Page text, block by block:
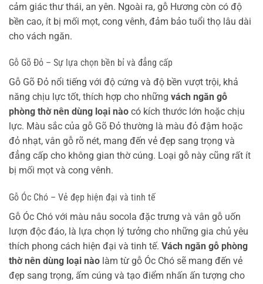
cảm giác thư thái, an yên. Ngoài ra, gỗ Hương còn có độ
bền cao, ít bị mối mọt, cong vênh, đảm bảo tuổi thọ lâu dài
cho vách ngăn.
Gỗ Gõ Đỏ – Sự lựa chọn bền bỉ và đẳng cấp
Gỗ Gõ Đỏ nổi tiếng với độ cứng và độ bền vượt trội, khả
năng chịu lực tốt, thích hợp cho những vách ngăn gỗ
phòng thờ nên dùng loại nào có kích thước lớn hoặc chịu
lực. Màu sắc của gỗ Gõ Đỏ thường là màu đỏ đậm hoặc
đỏ nhạt, vân gỗ rõ nét, mang đến vẻ đẹp sang trọng và
đẳng cấp cho không gian thờ cúng. Loại gỗ này cũng rất ít
bị mối mọt và cong vênh.
Gỗ Óc Chó – Vẻ đẹp hiện đại và tinh tế
Gỗ Óc Chó với màu nâu socola đặc trưng và vân gỗ uốn
lượn độc đáo, là lựa chọn lý tưởng cho những gia chủ yêu
thích phong cách hiện đại và tinh tế. Vách ngăn gỗ phòng
thờ nên dùng loại nào làm từ gỗ Óc Chó sẽ mang đến vẻ
đẹp sang trọng, ấm cúng và tạo điểm nhấn ấn tượng cho